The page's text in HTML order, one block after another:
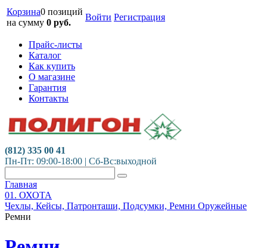
Корзина0 позиций
на сумму 0 руб.
Войти Регистрация
Прайс-листы
Каталог
Как купить
О магазине
Гарантия
Контакты
(812) 335 00 41
Пн-Пт: 09:00-18:00 | Сб-Вс:выходной
Главная
01. ОХОТА
Чехлы, Кейсы, Патронташи, Подсумки, Ремни Оружейные
Ремни